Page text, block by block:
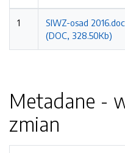
1
SIWZ-osad 2016.doc
(DOC, 328.50Kb)
Metadane -
zmian